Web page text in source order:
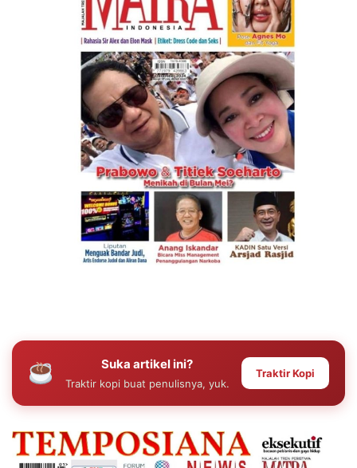
Suka artikel ini?
Traktir kopi buat penulisnya, yuk.
Traktir Kopi